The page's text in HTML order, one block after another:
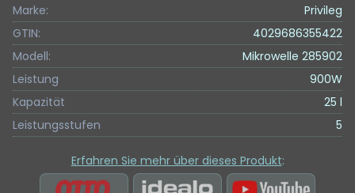
Marke:
Privileg
GTIN:
4029686355422
Modell:
Mikrowelle 285902
Leistung
900W
Kapazität
25 l
Leistungsstufen
5
Erfahren Sie mehr über dieses Produkt: